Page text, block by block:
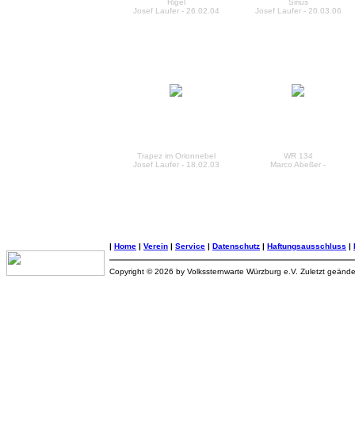
Rigel
Josef Laufer - 26.02.04
Sirius
Josef Laufer - 20.03.06
Trapez im Orionnebel
Josef Laufer - 18.02.03
WR 134
Marco Abeßer -
| Home | Verein | Service | Datenschutz | Haftungsausschluss |
Copyright © 2026 by Volkssternwarte Würzburg e.V. Zuletzt